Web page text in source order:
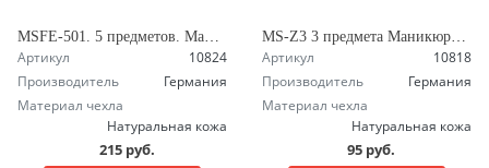
Артикул
10824
Производитель
Германия
Материал чехла
Натуральная кожа
215 руб.
Артикул
10818
Производитель
Германия
Материал чехла
Натуральная кожа
95 руб.